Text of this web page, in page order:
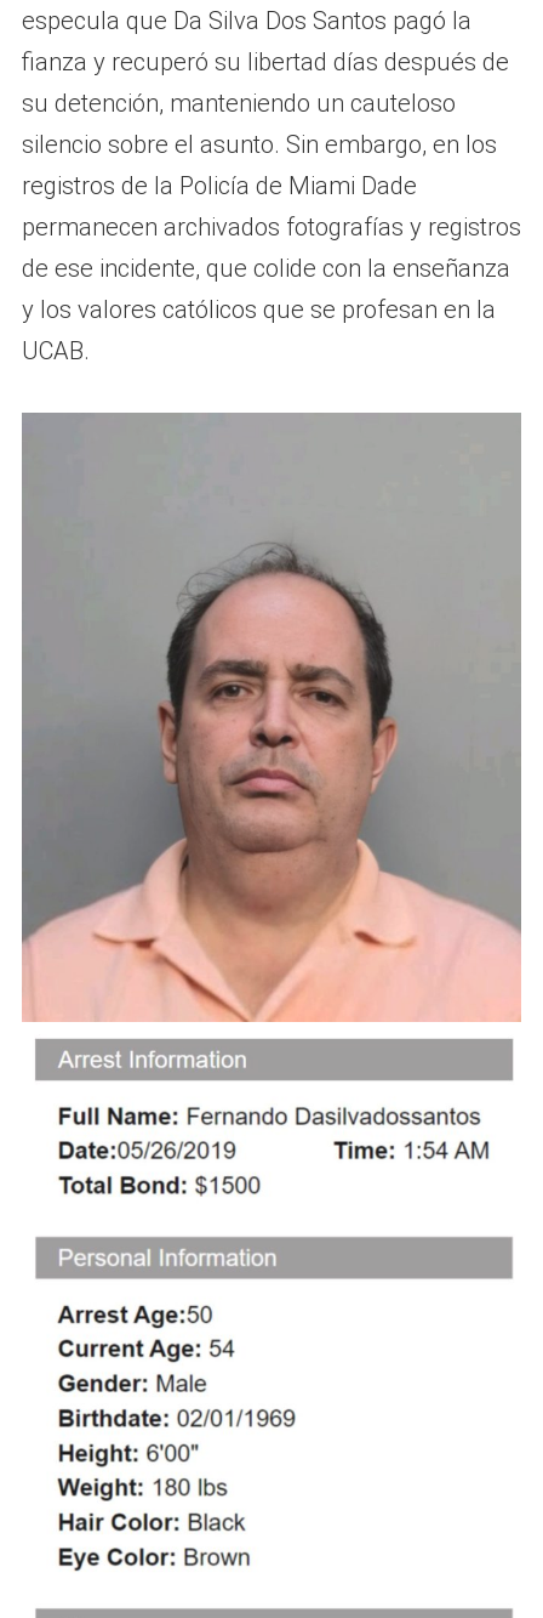
especula que Da Silva Dos Santos pagó la
fianza y recuperó su libertad días después de
su detención, manteniendo un cauteloso
silencio sobre el asunto. Sin embargo, en los
registros de la Policía de Miami Dade
permanecen archivados fotografías y registros
de ese incidente, que colide con la enseñanza
y los valores católicos que se profesan en la
UCAB.